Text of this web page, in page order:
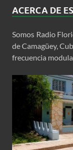
ACERCA DE
Somos Radio
de Camagüey,
frecuencia